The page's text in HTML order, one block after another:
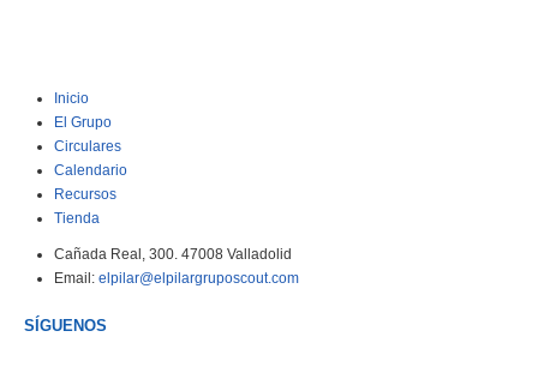
Inicio
El Grupo
Circulares
Calendario
Recursos
Tienda
Cañada Real, 300. 47008 Valladolid
Email: elpilar@elpilargruposcout.com
SÍGUENOS